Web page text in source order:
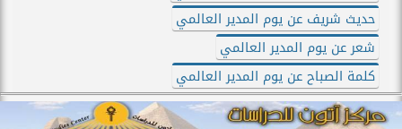
حديث شريف عن يوم المدير العالمي
شعر عن يوم المدير العالمي
كلمة الصباح عن يوم المدير العالمي